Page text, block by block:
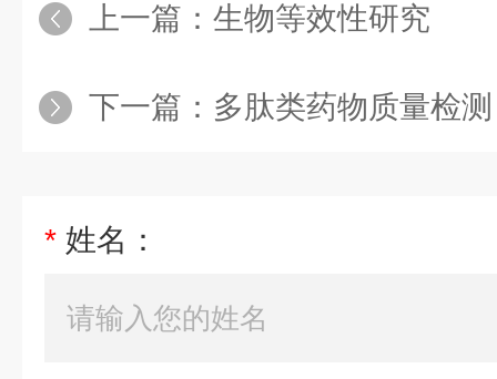
上一篇： 生物等效性研究
下一篇： 多肽类药物质量检测
* 姓名：